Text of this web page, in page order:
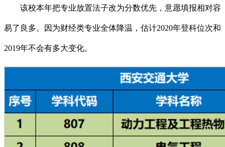
该校本年把专业放置法子改为分数优先，意愿填报相对容
易了良多。因为财经类专业全体降温，估计2020年登科位次和
2019年不会有多大变化。